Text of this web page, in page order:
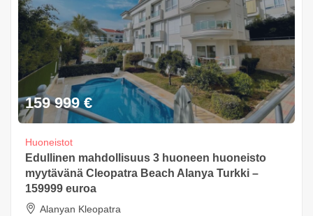
159 999 €
Huoneistot
Edullinen mahdollisuus 3 huoneen huoneisto
myytävänä Cleopatra Beach Alanya Turkki –
159999 euroa
Alanyan Kleopatra